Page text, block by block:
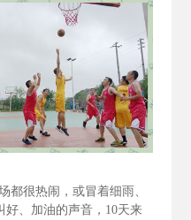
都很热闹，或冒着细雨、
好、加油的声音，10天来